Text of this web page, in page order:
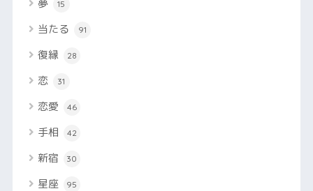
夢 15
当たる 91
復縁 28
恋 31
恋愛 46
手相 42
新宿 30
星座 95